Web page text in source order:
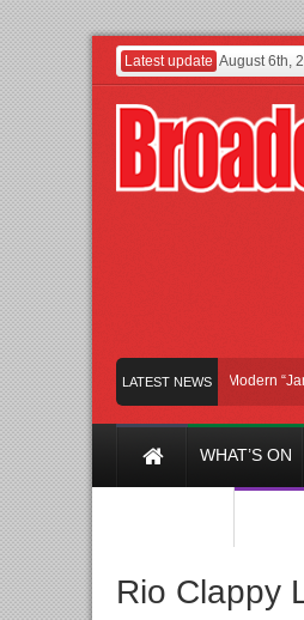
Latest update August 6th,
LATEST NEWS
Afan Hadirkan Hipdut Modern “Jangan
WHAT’S ON
Rio Clappy